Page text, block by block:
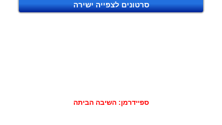
סרטונים לצפייה ישירה
ספיידרמן: השיבה הביתה